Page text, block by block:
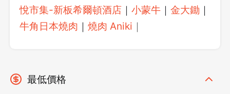
悅市集-新板希爾頓酒店 ｜小蒙牛 ｜金大鋤 ｜
牛角日本燒肉 ｜燒肉 Aniki ｜
最低價格
先不要